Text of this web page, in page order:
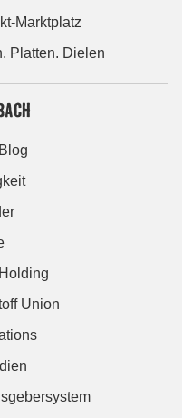
Marktplatz
Platten. Dielen
Union